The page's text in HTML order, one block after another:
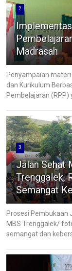
2
Madrasah
Penyampaian
dan Kurikulum
Pembelajaran (RPP)
3
Jalan Sehat
Trenggalek,
Semangat
Prosesi Pembukaan
MBS Trenggalek/
semangat dan